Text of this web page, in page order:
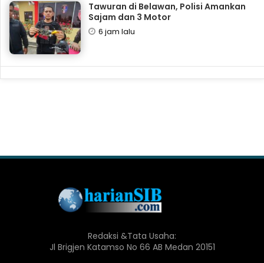
Tawuran di Belawan, Polisi Amankan
Sajam dan 3 Motor
6 jam lalu
Redaksi &Tata Usaha:
Jl Brigjen Katamso No 66 AB Medan 20151